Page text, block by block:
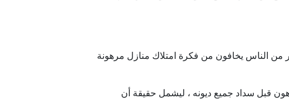
من الناس يخافون من فكرة امتلاك منازل مرهونة
قبل سداد جميع ديونه ، ليشمل حقيقة أن